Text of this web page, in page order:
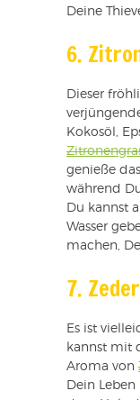
Deine
6.
Dieser
Kokosöl,
genieße
während
Du kannst
Wasser
machen,
7.
Es ist
kannst mit
Aroma von
Dein